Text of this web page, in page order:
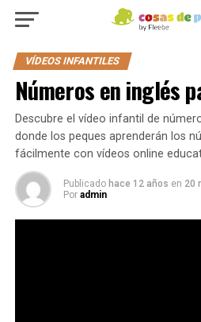
VÍDEOS INFANTILES
Números en inglés
Descubre el vídeo infantil de
donde los peques aprenderán los
fácilmente con vídeos online
Publicado hace 12 años en 20
Por admin